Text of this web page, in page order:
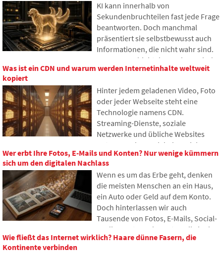
KI kann innerhalb von
Sekundenbruchteilen fast jede Frage
beantworten. Doch manchmal
präsentiert sie selbstbewusst auch
Informationen, die nicht wahr sind.
Warum geschieht das und was sind
sogenannte KI-Halluzinationen? Im
Sprachmodelle funktionieren,
warum sie gelegentlich falsche
Antworten generieren und wie
Entwickler versuchen, dieses
Problem nach und nach zu
Was ist ein CDN und warum werden Internetinhalte weltweit
kopiert
Hinter jedem geladenen Video, Foto
oder jeder Webseite steht eine
Technologie namens CDN.
Streaming-Dienste, soziale
Netzwerke und übliche Websites
nutzen es, dennoch haben viele
Menschen noch nie davon gehört. Im
Artikel erklären wir, wofür diese
Abkürzung steht, wie sie
funktioniert, warum Internetinhalte
an verschiedenen Orten der Welt
gespeichert werden und warum das
heutige Internet kaum ohne sie
Wer erbt Ihre Fotos, E-Mails und Konten? Nur wenige kümmern
sich um den digitalen Nachlass
Wenn es um das Erbe geht, denken
die meisten Menschen an ein Haus,
ein Auto oder Geld auf dem Konto.
Doch hinterlassen wir auch
Tausende von Fotos, E-Mails, Social-
Media-Konten oder Daten, die in der
Cloud gespeichert sind. Was passiert
Wie fließt das Internet wirklich? Haare dünne Fasern, die
Kontinente verbinden